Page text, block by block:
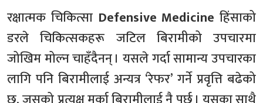
रक्षात्मक चिकित्सा Defensive Medicine हिंसाको
डरले चिकित्सकहरू जटिल बिरामीको उपचारमा
जोखिम मोल्न चाहँदैनन् । यसले गर्दा सामान्य उपचारका
लागि पनि बिरामीलाई अन्यत्र ‘रेफर’ गर्ने प्रवृत्ति बढेको